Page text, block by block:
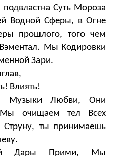
Суть Мороза
Водной Сферы, в Огне
прошлого, того чем
Мы Кодировки
Зари.
Влиять!
Музыки Любви, Они
Мы очищаем тел Всех
Струну, ты принимаешь
Дары Прими, Мы